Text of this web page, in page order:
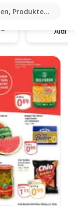
Produkten...
Aldi